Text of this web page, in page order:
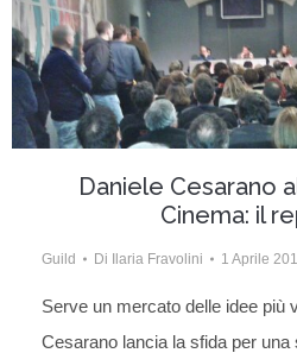
Daniele Cesarano
Cinema: il
Guild Di Ilaria Fravolini 1 Aprile
Serve un mercato delle idee più
Cesarano lancia la sfida per una